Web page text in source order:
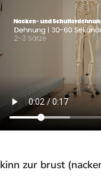
kinn zur brust